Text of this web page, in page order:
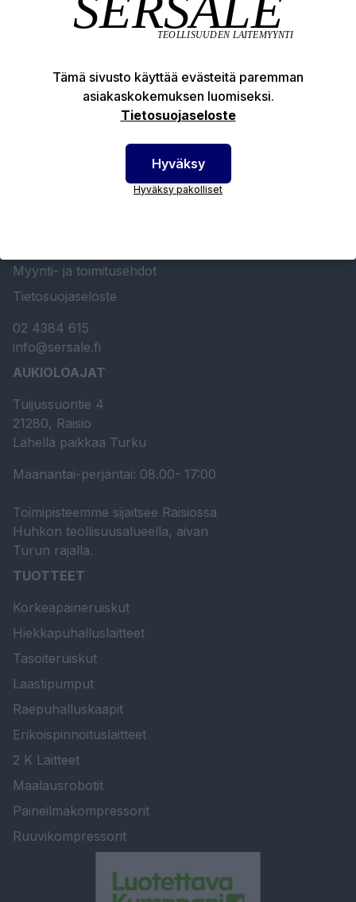
Myynti- ja toimitusehdot
Tietosuojaseloste
02 4384 615
info@sersale.fi
AUKIOLOAJAT
Tuijussuontie 4
21280, Raisio
Lähellä paikkaa Turku
Maanantai-perjantai: 08.00- 17:00
Toimipisteemme sijaitsee Raisiossa
Huhkon teollisuusalueella, aivan
Turun rajalla.
TUOTTEET
Korkeapaineruiskut
Hiekkapuhalluslaitteet
Tasoiteruiskut
Laastipumput
Raepuhalluskaapit
Erikoispinnoituslaitteet
2 K Laitteet
Maalausrobotit
Paineilmakompressorit
Ruuvikompressorit
Tämä sivusto käyttää evästeitä paremman
asiakaskokemuksen luomiseksi.
Tietosuojaseloste
Hyväksy
Hyväksy pakolliset